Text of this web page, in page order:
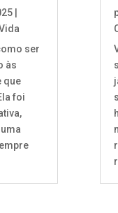
|
ser
às
que
foi